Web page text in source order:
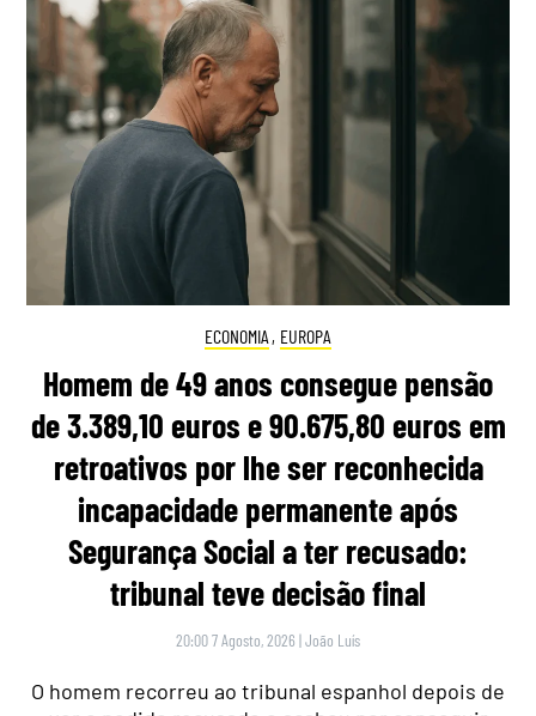
ECONOMIA , EUROPA
Homem de 49 anos consegue pensão
de 3.389,10 euros e 90.675,80 euros em
retroativos por lhe ser reconhecida
incapacidade permanente após
Segurança Social a ter recusado:
tribunal teve decisão final
20:00 7 Agosto, 2026 |João Luís
O homem recorreu ao tribunal espanhol depois de